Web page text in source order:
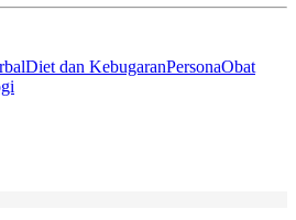
Diet dan KebugaranPersonaObat